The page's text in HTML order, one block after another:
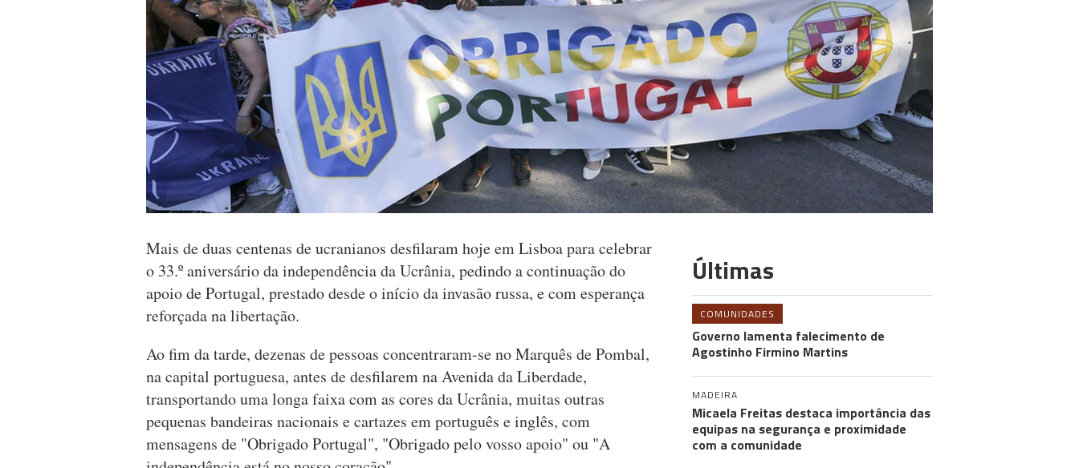
Mais de duas centenas de ucranianos desfilaram hoje em Lisboa para celebrar
o 33.º aniversário da independência da Ucrânia, pedindo a continuação do
apoio de Portugal, prestado desde o início da invasão russa, e com esperança
reforçada na libertação.
Ao fim da tarde, dezenas de pessoas concentraram-se no Marquês de Pombal,
na capital portuguesa, antes de desfilarem na Avenida da Liberdade,
transportando uma longa faixa com as cores da Ucrânia, muitas outras
pequenas bandeiras nacionais e cartazes em português e inglês, com
mensagens de "Obrigado Portugal", "Obrigado pelo vosso apoio" ou "A
Últimas
COMUNIDADES
Governo lamenta falecimento de
Agostinho Firmino Martins
MADEIRA
Micaela Freitas destaca importância das
equipas na segurança e proximidade
com a comunidade